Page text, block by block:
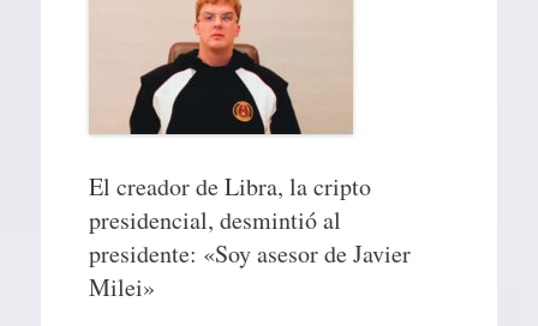
El creador de Libra, la cripto
presidencial, desmintió al
presidente: «Soy asesor de Javier
Milei»